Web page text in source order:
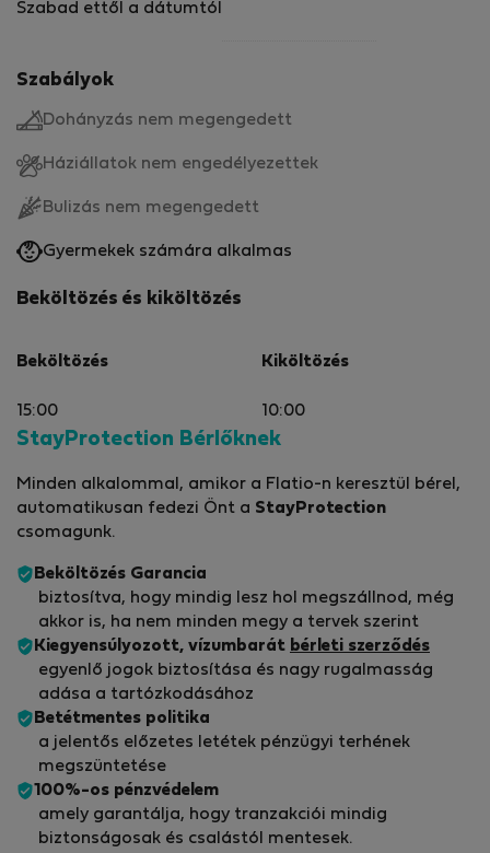
Szabad ettől a dátumtól
Szabályok
Dohányzás nem megengedett
Háziállatok nem engedélyezettek
Bulizás nem megengedett
Gyermekek számára alkalmas
Beköltözés és kiköltözés
Beköltözés
15:00
Kiköltözés
10:00
StayProtection Bérlőknek
Minden alkalommal, amikor a Flatio-n keresztül bérel,
automatikusan fedezi Önt a StayProtection
csomagunk.
Beköltözés Garancia
biztosítva, hogy mindig lesz hol megszállnod, még
akkor is, ha nem minden megy a tervek szerint
Kiegyensúlyozott, vízumbarát bérleti szerződés
egyenlő jogok biztosítása és nagy rugalmasság
adása a tartózkodásához
Betétmentes politika
a jelentős előzetes letétek pénzügyi terhének
megszüntetése
100%-os pénzvédelem
amely garantálja, hogy tranzakciói mindig
biztonságosak és csalástól mentesek.